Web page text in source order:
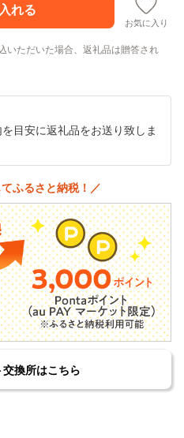
お気に入り
いただいた場合、返礼品は贈答され
目安に返礼品をお送り致しま
ふるさと納税！／
交換所はこちら